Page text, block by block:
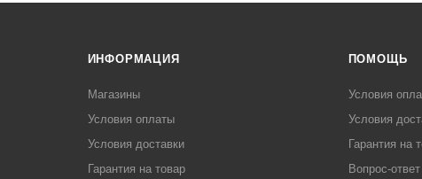
ИНФОРМАЦИЯ
Магазины
Условия оплаты
Условия доставки
Гарантия на товар
ПОМОЩЬ
Условия
Условия
Гарантия на
Вопрос-ответ